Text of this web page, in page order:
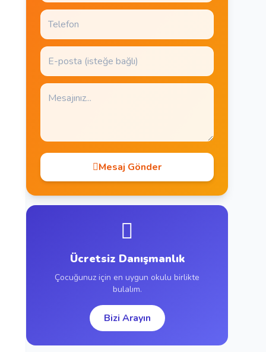
Mesaj Gönder
Ücretsiz Danışmanlık
Çocuğunuz için en uygun okulu birlikte
bulalım.
Bizi Arayın